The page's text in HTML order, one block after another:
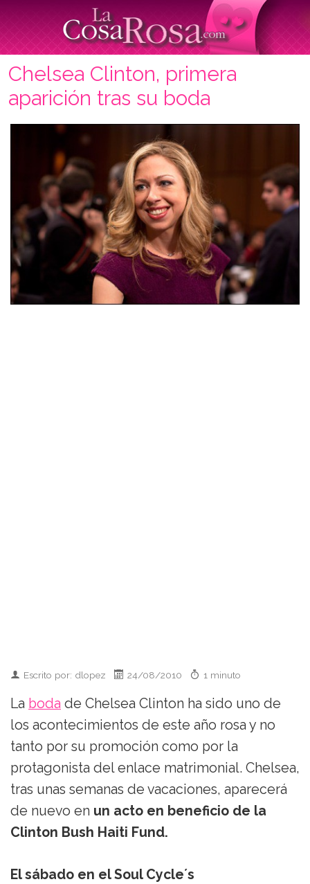
Chelsea Clinton, primera
aparición tras su boda
Escrito por: dlopez 24/08/2010 1 minuto
La boda de Chelsea Clinton ha sido uno de
los acontecimientos de este año rosa y no
tanto por su promoción como por la
protagonista del enlace matrimonial. Chelsea,
tras unas semanas de vacaciones, aparecerá
de nuevo en un acto en beneficio de la
Clinton Bush Haiti Fund.
El sábado en el Soul Cycle´s